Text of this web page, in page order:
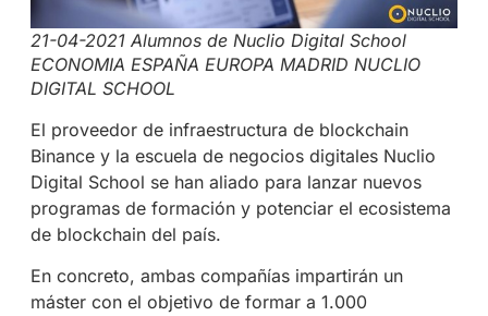
21-04-2021 Alumnos de Nuclio Digital School
ECONOMIA ESPAÑA EUROPA MADRID NUCLIO
DIGITAL SCHOOL
El proveedor de infraestructura de blockchain
Binance y la escuela de negocios digitales Nuclio
Digital School se han aliado para lanzar nuevos
programas de formación y potenciar el ecosistema
de blockchain del país.
En concreto, ambas compañías impartirán un
máster con el objetivo de formar a 1.000